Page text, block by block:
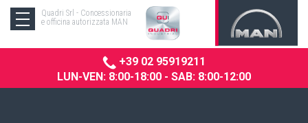
Quadri Srl - Concessionaria
e officina autorizzata MAN
+39 02 95919211
LUN-VEN: 8:00-18:00 - SAB: 8:00-12:00